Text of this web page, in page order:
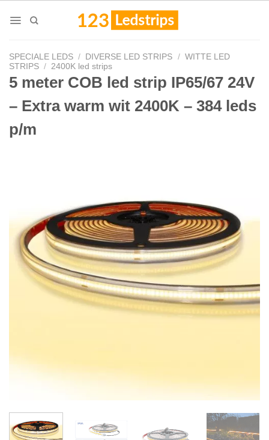
SPECIALE LEDS / DIVERSE LED STRIPS / WITTE LED
STRIPS / 2400K led strips
5 meter COB led strip IP65/67 24V
– Extra warm wit 2400K – 384 leds
p/m